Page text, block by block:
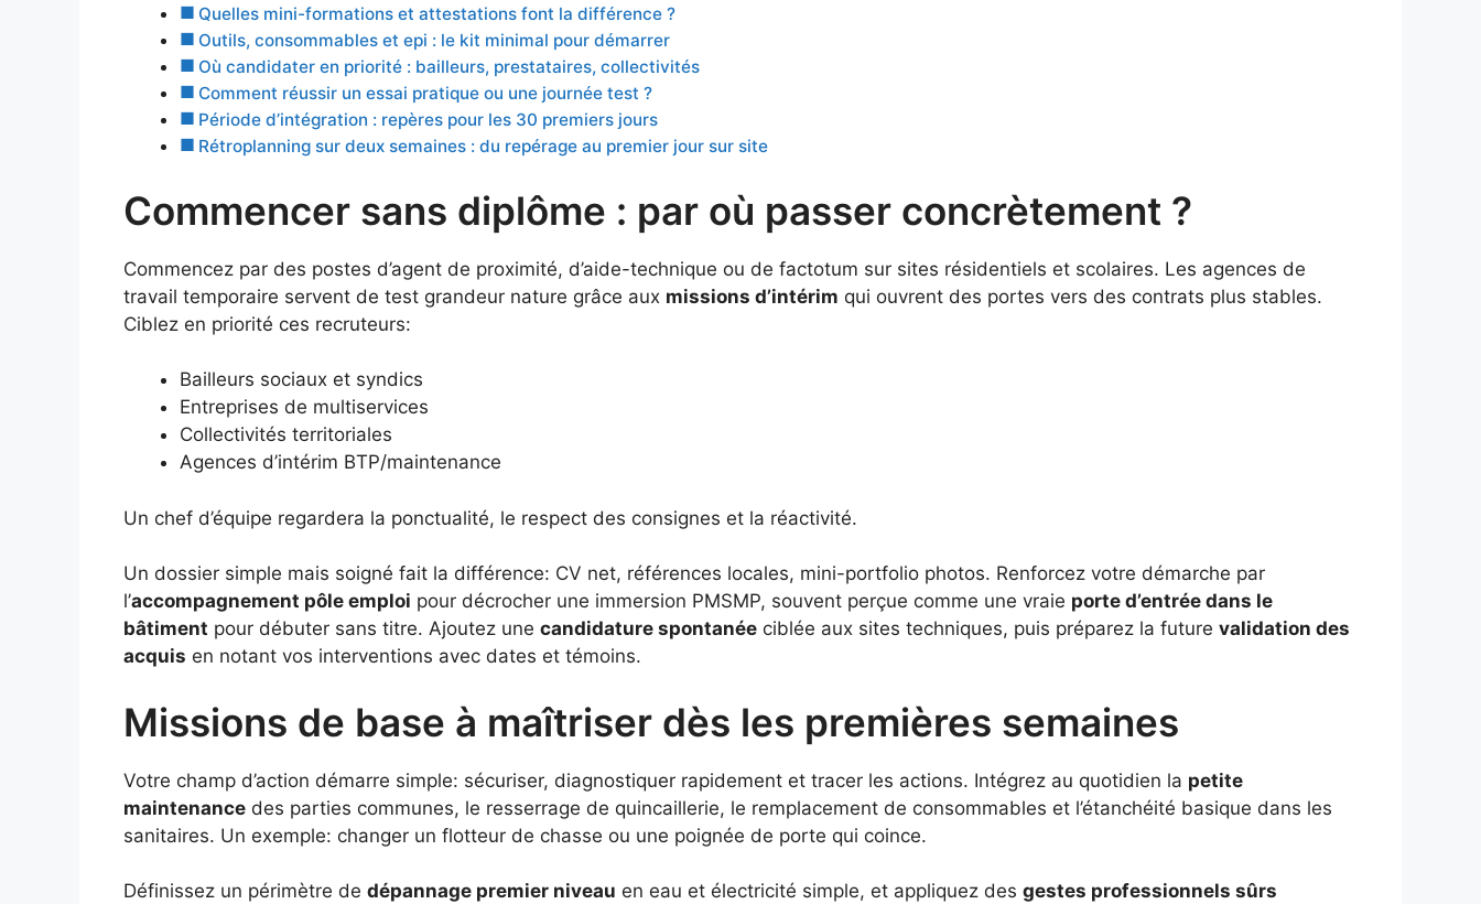
Quelles mini-formations et attestations font la différence ?
Outils, consommables et epi : le kit minimal pour démarrer
Où candidater en priorité : bailleurs, prestataires, collectivités
Comment réussir un essai pratique ou une journée test ?
Période d’intégration : repères pour les 30 premiers jours
Rétroplanning sur deux semaines : du repérage au premier jour sur site
Commencer sans diplôme : par où passer concrètement ?
Commencez par des postes d’agent de proximité, d’aide-technique ou de factotum sur sites résidentiels et scolaires. Les agences de
travail temporaire servent de test grandeur nature grâce aux missions d’intérim qui ouvrent des portes vers des contrats plus stables.
Ciblez en priorité ces recruteurs:
Bailleurs sociaux et syndics
Entreprises de multiservices
Collectivités territoriales
Agences d’intérim BTP/maintenance
Un chef d’équipe regardera la ponctualité, le respect des consignes et la réactivité.
Un dossier simple mais soigné fait la différence: CV net, références locales, mini-portfolio photos. Renforcez votre démarche par
l’accompagnement pôle emploi pour décrocher une immersion PMSMP, souvent perçue comme une vraie porte d’entrée dans le
bâtiment pour débuter sans titre. Ajoutez une candidature spontanée ciblée aux sites techniques, puis préparez la future validation des
acquis en notant vos interventions avec dates et témoins.
Missions de base à maîtriser dès les premières semaines
Votre champ d’action démarre simple: sécuriser, diagnostiquer rapidement et tracer les actions. Intégrez au quotidien la petite
maintenance des parties communes, le resserrage de quincaillerie, le remplacement de consommables et l’étanchéité basique dans les
sanitaires. Un exemple: changer un flotteur de chasse ou une poignée de porte qui coince.
Définissez un périmètre de dépannage premier niveau en eau et électricité simple, et appliquez des gestes professionnels sûrs